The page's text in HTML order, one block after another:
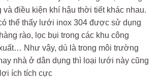
điều kiện khí hậu thời tiết khác nhau.
thể thấy lưới inox 304 được sử dụng
rào, lọc bụi trong các khu công
Như vậy, dù là trong môi trường
nhà ở dân dụng thì loại lưới này cũng
ích tích cực